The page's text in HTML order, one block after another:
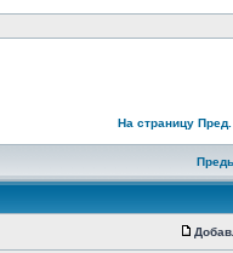
На страницу Пред.